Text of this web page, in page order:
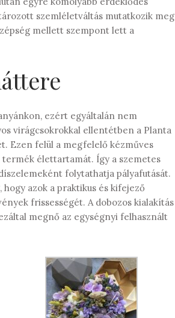
szemléletváltás mutatkozik meg
mellett szempont lett a
ezért egyáltalán nem
virágcsokrokkal ellentétben a Planta
Ezen felül a megfelelő kézműves
termék élettartamát. Így a szemetes
folytathatja pályafutását.
azok a praktikus és kifejező
frissességét. A dobozos kialakítás
megnő az egységnyi felhasznált